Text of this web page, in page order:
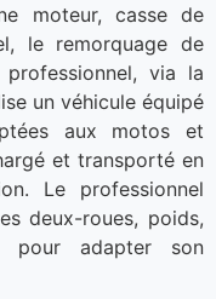
moteur, casse de
le remorquage de
professionnel, via la
un véhicule équipé
aux motos et
et transporté en
Le professionnel
deux-roues, poids,
pour adapter son